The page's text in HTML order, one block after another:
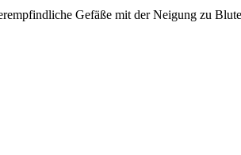
Gefäße mit der Neigung zu